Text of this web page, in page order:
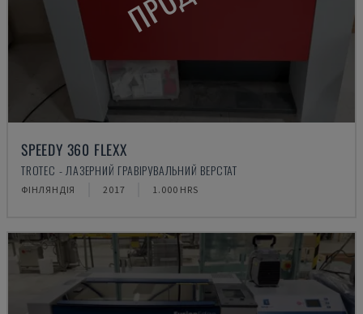
SPEEDY 360 FLEXX
TROTEC - ЛАЗЕРНИЙ ГРАВІРУВАЛЬНИЙ ВЕРСТАТ
ФІНЛЯНДІЯ 2017 1.000 HRS